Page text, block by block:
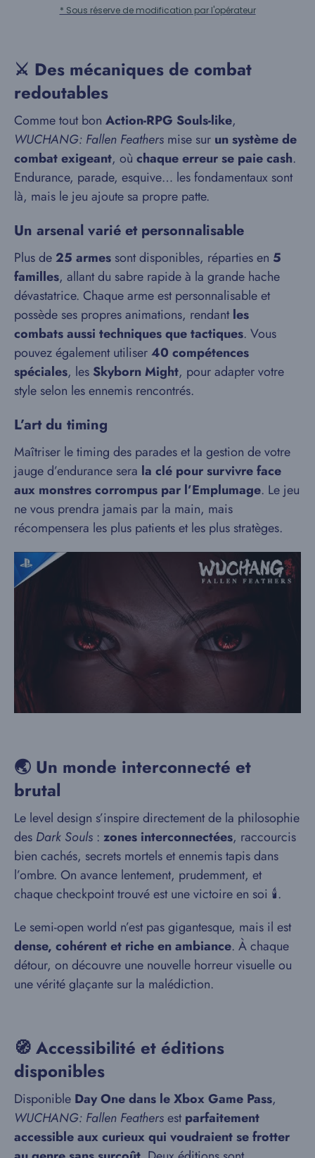
* Sous réserve de modification par l'opérateur
⚔️ Des mécaniques de combat
redoutables
Comme tout bon Action-RPG Souls-like,
WUCHANG: Fallen Feathers mise sur un système de
combat exigeant, où chaque erreur se paie cash.
Endurance, parade, esquive… les fondamentaux sont
là, mais le jeu ajoute sa propre patte.
Un arsenal varié et personnalisable
Plus de 25 armes sont disponibles, réparties en 5
familles, allant du sabre rapide à la grande hache
dévastatrice. Chaque arme est personnalisable et
possède ses propres animations, rendantles
combats aussi techniques que tactiques. Vous
pouvez également utiliser40 compétences
spéciales, les Skyborn Might, pour adapter votre
style selon les ennemis rencontrés.
L’art du timing
Maîtriser le timing des parades et la gestion de votre
jauge d’endurance sera la clé pour survivre face
aux monstres corrompus par l’Emplumage. Le jeu
ne vous prendra jamais par la main, mais
récompensera les plus patients et les plus stratèges.
🌏 Un monde interconnecté et
brutal
Le level design s’inspire directement de la philosophie
des Dark Souls : zones interconnectées, raccourcis
bien cachés, secrets mortels et ennemis tapis dans
l’ombre. On avance lentement, prudemment, et
chaque checkpoint trouvé est une victoire en soi 🕯️.
Le semi-open world n’est pas gigantesque, mais il est
dense, cohérent et riche en ambiance. À chaque
détour, on découvre une nouvelle horreur visuelle ou
une vérité glaçante sur la malédiction.
🧭 Accessibilité et éditions
disponibles
Disponible Day One dans le Xbox Game Pass,
WUCHANG: Fallen Feathersestparfaitement
accessible aux curieux qui voudraient se frotter